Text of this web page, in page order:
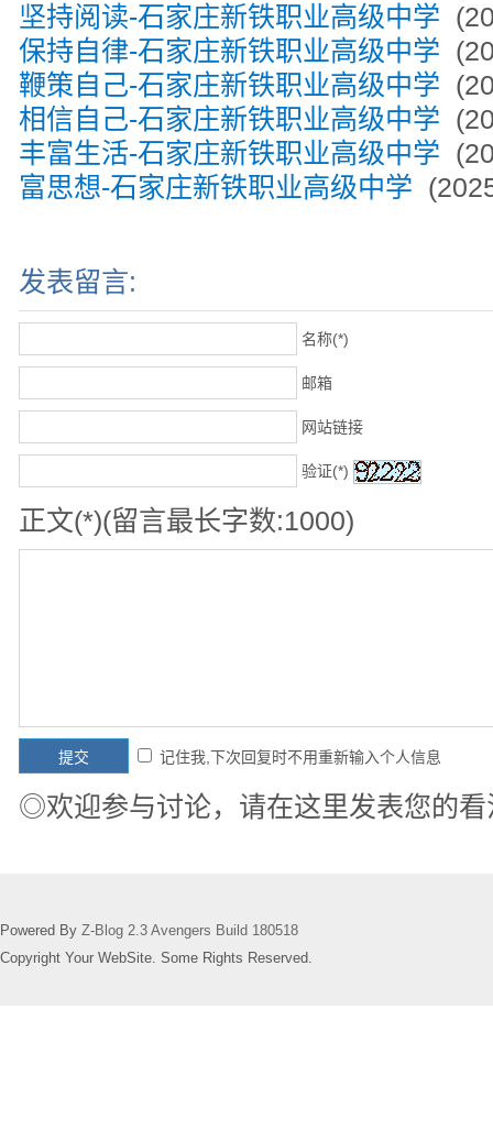
坚持阅读-石家庄新铁职业高级中学
保持自律-石家庄新铁职业高级中学
鞭策自己-石家庄新铁职业高级中学
相信自己-石家庄新铁职业高级中学
丰富生活-石家庄新铁职业高级中学
富思想-石家庄新铁职业高级中学
发表留言:
名称(*)
邮箱
网站链接
验证(*)
正文(*)(留言最长字数:1000)
记住我,下次回复时不用重新输入个人信息
◎欢迎参与讨论，请在这里发表您的
Powered By Z-Blog 2.3 Avengers Build 180518
Copyright Your WebSite. Some Rights Reserved.